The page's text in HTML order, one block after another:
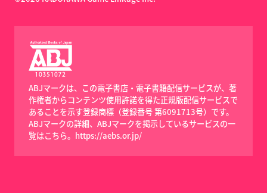
ABJマークは、この電子書店・電子書籍配信サービスが、著
作権者からコンテンツ使用許諾を得た正規版配信サービスで
あることを示す登録商標（登録番号 第6091713号）です。
ABJマークの詳細、ABJマークを掲示しているサービスの一
覧はこちら。 https://aebs.or.jp/